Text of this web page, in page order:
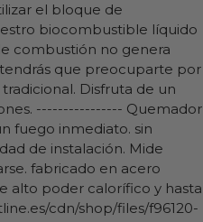
el bloque de
biocombustible líquido
combustión no genera
que preocuparte por
Disfruta de un
---------------- Quemador
fuego inmediato. sin
de instalación. Mide
fabricado en acero
alto poder calorífico y hasta
cdn/shop/files/f96120-